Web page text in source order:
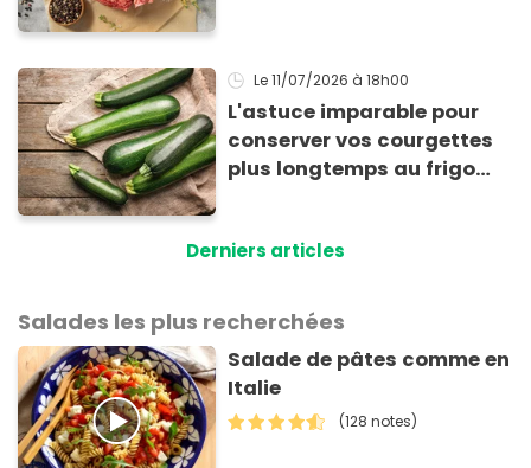
Le 11/07/2026 à 18h00
L'astuce imparable pour
conserver vos courgettes
plus longtemps au frigo
Derniers articles
Salades les plus recherchées
Salade de pâtes comme en
Italie
(128 notes)